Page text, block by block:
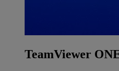
TeamViewer